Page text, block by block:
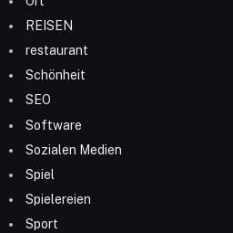
REISEN
restaurant
Schönheit
SEO
Software
Sozialen Medien
Spiel
Spielereien
Sport